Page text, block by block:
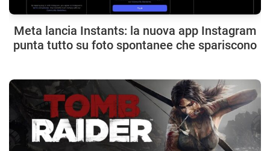
Meta lancia Instants: la nuova app Instagram
punta tutto su foto spontanee che spariscono